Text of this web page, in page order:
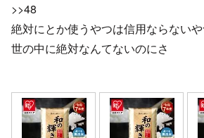
>>48
絶対にとか使うやつは信用ならない
世の中に絶対なんてないのにさ